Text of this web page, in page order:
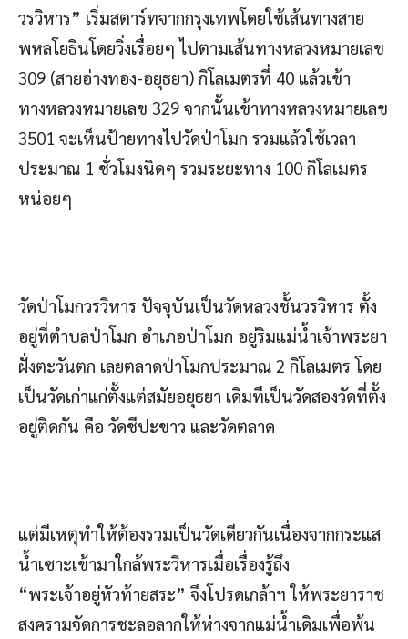
วรวิหาร” เริ่มสตาร์ทจากกรุงเทพโดยใช้เส้นทางสาย
พหลโยธินโดยวิ่งเรื่อยๆ ไปตามเส้นทางหลวงหมายเลข
309 (สายอ่างทอง-อยุธยา) กิโลเมตรที่ 40 แล้วเข้า
ทางหลวงหมายเลข 329 จากนั้นเข้าทางหลวงหมายเลข
3501 จะเห็นป้ายทางไปวัดป่าโมก รวมแล้วใช้เวลา
ประมาณ 1 ชั่วโมงนิดๆ รวมระยะทาง 100 กิโลเมตร
หน่อยๆ
วัดป่าโมกวรวิหาร ปัจจุบันเป็นวัดหลวงชั้นวรวิหาร ตั้ง
อยู่ที่ตำบลป่าโมก อำเภอป่าโมก อยู่ริมแม่น้ำเจ้าพระยา
ฝั่งตะวันตก เลยตลาดป่าโมกประมาณ 2 กิโลเมตร โดย
เป็นวัดเก่าแก่ตั้งแต่สมัยอยุธยา เดิมทีเป็นวัดสองวัดที่ตั้ง
อยู่ติดกัน คือ วัดชีปะขาว และวัดตลาด
แต่มีเหตุทำให้ต้องรวมเป็นวัดเดียวกันเนื่องจากกระแส
น้ำเซาะเข้ามาใกล้พระวิหารเมื่อเรื่องรู้ถึง
“พระเจ้าอยู่หัวท้ายสระ” จึงโปรดเกล้าฯ ให้พระยาราช
สงครามจัดการชะลอลากให้ห่างจากแม่น้ำเดิมเพื่อพ้น